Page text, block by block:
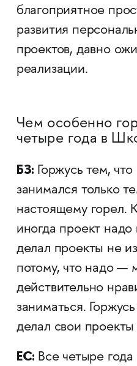
благоприятное
развития
проектов, давно
реализации.
Чем особенно
четыре года в
БЗ: Горжусь тем,
занимался только
настоящему горел.
иногда проект
делал проекты не
потому, что надо —
действительно
заниматься.
делал свои
ЕС: Все четыре